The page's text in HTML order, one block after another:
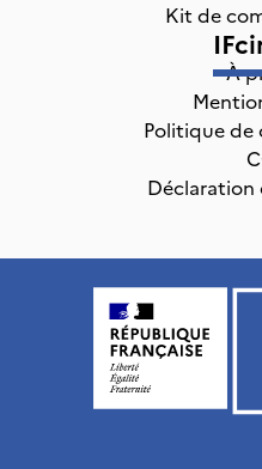
Kit de
À
Politique
Déclaration